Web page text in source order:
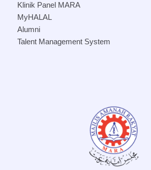
Klinik Panel MARA
MyHALAL
Alumni
Talent Management System